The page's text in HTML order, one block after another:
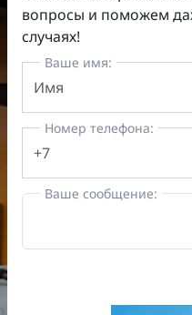
вопросы и поможем
случаях!
Ваше имя:
Номер телефона:
Ваше сообщение: